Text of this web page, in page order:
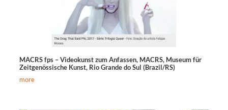
MACRS fps – Videokunst zum Anfassen, MACRS, Museum für
Zeitgenössische Kunst, Rio Grande do Sul (Brazil/RS)
more